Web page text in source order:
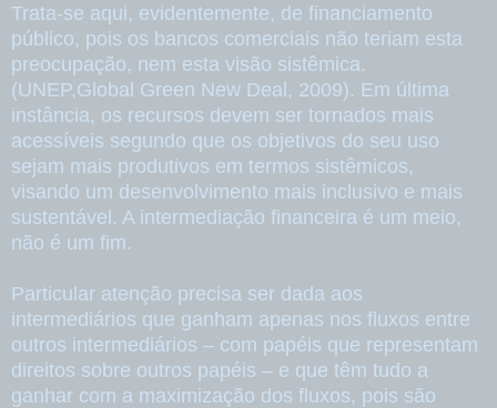
Trata-se aqui, evidentemente, de financiamento
público, pois os bancos comerciais não teriam esta
preocupação, nem esta visão sistêmica.
(UNEP,Global Green New Deal, 2009). Em última
instância, os recursos devem ser tornados mais
acessíveis segundo que os objetivos do seu uso
sejam mais produtivos em termos sistêmicos,
visando um desenvolvimento mais inclusivo e mais
sustentável. A intermediação financeira é um meio,
não é um fim.
Particular atenção precisa ser dada aos
intermediários que ganham apenas nos fluxos entre
outros intermediários – com papéis que representam
direitos sobre outros papéis – e que têm tudo a
ganhar com a maximização dos fluxos, pois são